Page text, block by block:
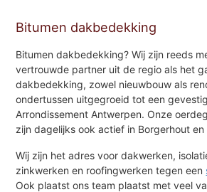
Bitumen dakbedekking
Bitumen dakbedekking? Wij zijn reeds
vertrouwde partner uit de regio als het
dakbedekking, zowel nieuwbouw als
ondertussen uitgegroeid tot een
Arrondissement Antwerpen. Onze
zijn dagelijks ook actief in Borgerhout
Wij zijn het adres voor dakwerken,
zinkwerken en roofingwerken tegen een
Ook plaatst ons team plaatst met veel